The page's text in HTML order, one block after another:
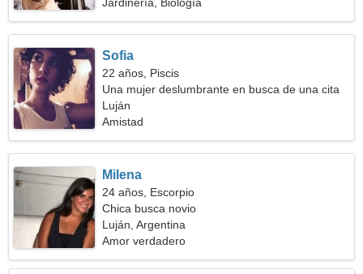
Sofia
22 años, Piscis
Una mujer deslumbrante en busca de una cita
Luján
Amistad
Milena
24 años, Escorpio
Chica busca novio
Luján, Argentina
Amor verdadero